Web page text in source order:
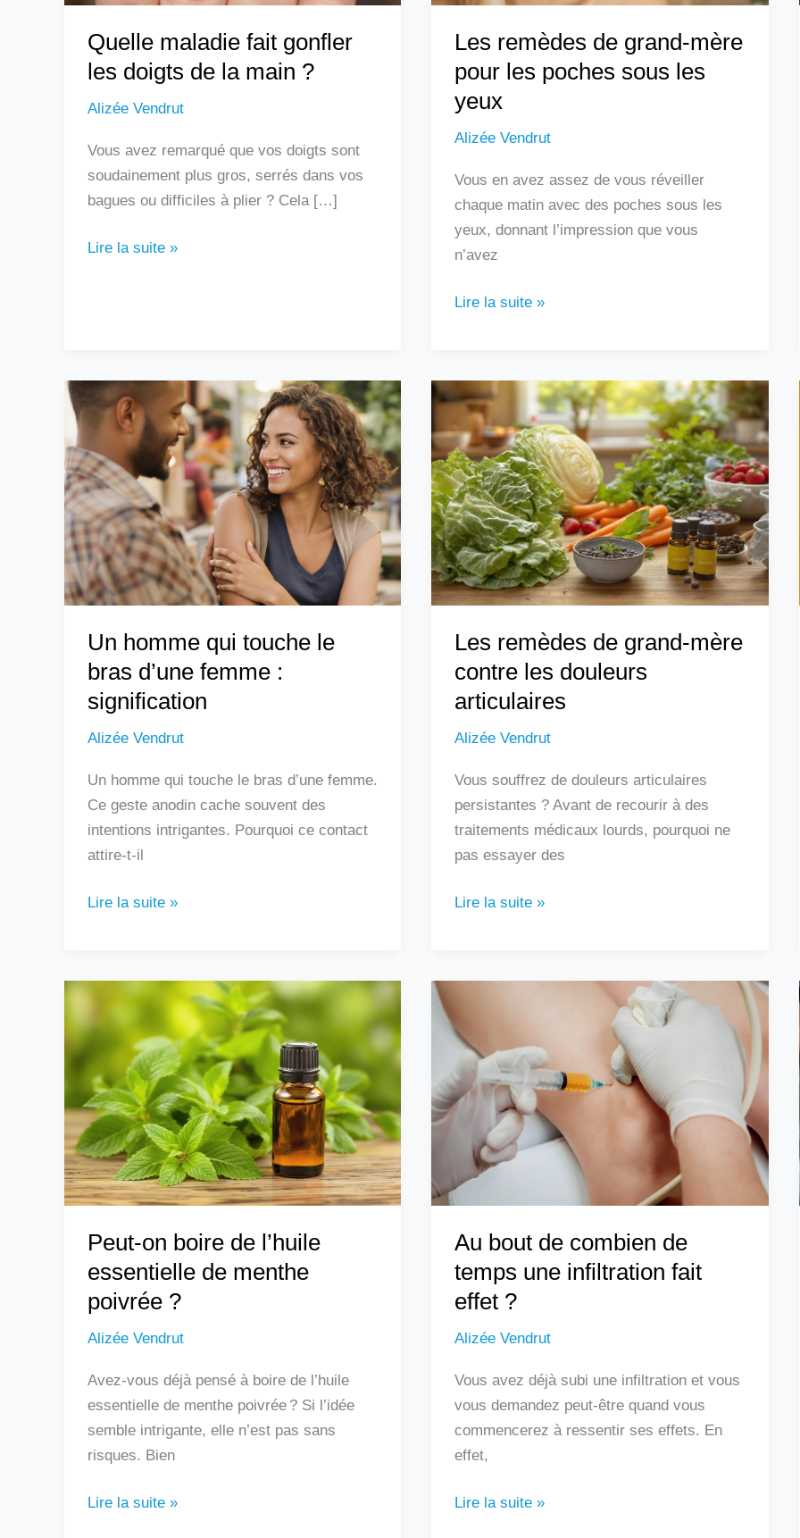
Quelle maladie fait gonfler
les doigts de la main ?
Alizée Vendrut
Vous avez remarqué que vos doigts sont
soudainement plus gros, serrés dans vos
bagues ou difficiles à plier ? Cela […]
Lire la suite »
Les remèdes de grand-mère
pour les poches sous les
yeux
Alizée Vendrut
Vous en avez assez de vous réveiller
chaque matin avec des poches sous les
yeux, donnant l’impression que vous
n’avez
yeux
Lire la suite »
Un homme qui touche le
bras d’une femme :
signification
Alizée Vendrut
Un homme qui touche le bras d’une femme.
Ce geste anodin cache souvent des
intentions intrigantes. Pourquoi ce contact
attire-t-il
Un
homme
touche
le
bras
d’une
femme
:
Lire la suite »
Les remèdes de grand-mère
contre les douleurs
articulaires
Alizée Vendrut
Vous souffrez de douleurs articulaires
persistantes ? Avant de recourir à des
traitements médicaux lourds, pourquoi ne
pas essayer des
Les
remèdes
de
grand-
mère
contre
les
douleurs
articulaires
Lire la suite »
Peut-on boire de l’huile
essentielle de menthe
poivrée ?
Alizée Vendrut
Avez-vous déjà pensé à boire de l’huile
essentielle de menthe poivrée ? Si l’idée
semble intrigante, elle n’est pas sans
risques. Bien
Peut-
boire
l’huile
essentielle
de
menthe
poivrée
Lire la suite »
Au bout de combien de
temps une infiltration fait
effet ?
Alizée Vendrut
Vous avez déjà subi une infiltration et vous
vous demandez peut-être quand vous
commencerez à ressentir ses effets. En
effet,
de
combien
de
temps
une
infiltration
fait
?
Lire la suite »